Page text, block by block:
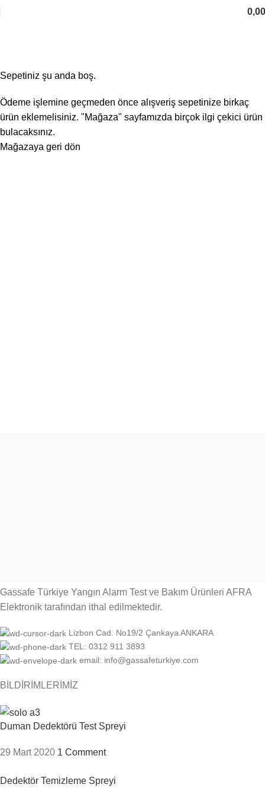
0,00
Sepetiniz şu anda boş.
Ödeme işlemine geçmeden önce alışveriş sepetinize birkaç
ürün eklemelisiniz. "Mağaza" sayfamızda birçok ilgi çekici ürün
bulacaksınız.
Mağazaya geri dön
Gassafe Türkiye Yangın Alarm Test ve Bakım Ürünleri AFRA
Elektronik tarafından ithal edilmektedir.
Lizbon Cad. No19/2 Çankaya ANKARA
TEL: 0312 911 3893
email: info@gassafeturkiye.com
BİLDİRİMLERİMİZ
Duman Dedektörü Test Spreyi
29 Mart 2020 1 Comment
Dedektör Temizleme Spreyi